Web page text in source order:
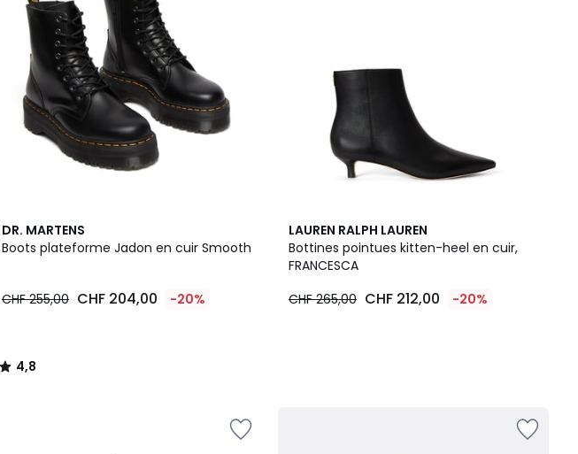
DR. MARTENS
Boots plateforme Jadon en cuir Smooth
CHF 255,00 CHF 204,00 -20%
4,8
/ 5
4,8
/
LAUREN RALPH LAUREN
Bottines pointues kitten-heel en cuir,
FRANCESCA
CHF 265,00 CHF 212,00 -20%